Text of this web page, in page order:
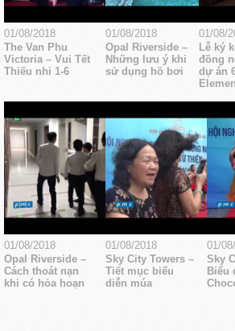
01/08/2018
The Van Phu
Victoria – Vui Tết
Thiếu nhi 1-6
01/08/2018
Opal Riverside –
Những lưu ý khi
sử dụng hồ bơi
01/08/
Lễ ký
đồng
dự án
01/08/2018
Opal Riverside –
Cách thoát nạn
khi có hỏa hoạn
01/08/2018
Sky City Towers –
Tiết mục biểu
diễn múa
01/
Sky
Biểu